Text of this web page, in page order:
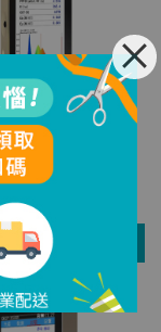
】植物光照分析
儀 OHSP-350P
NT$ 49,000
加入購物車